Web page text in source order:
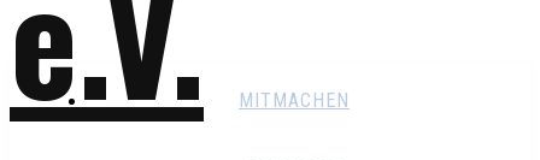
MITMACHEN